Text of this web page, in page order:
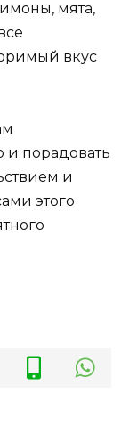
мята,
вкус
и порадовать
и
этого